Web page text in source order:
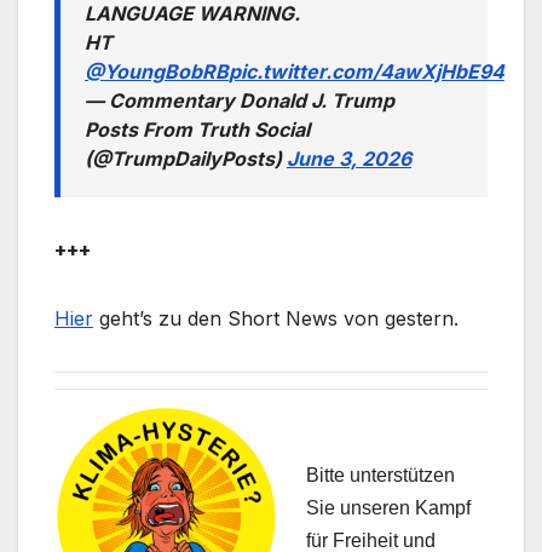
LANGUAGE WARNING.
HT
@YoungBobRBpic.twitter.com/4awXjHbE94
— Commentary Donald J. Trump
Posts From Truth Social
(@TrumpDailyPosts) June 3, 2026
+++
Hier geht’s zu den Short News von gestern.
Bitte unterstützen
Sie unseren Kampf
für Freiheit und